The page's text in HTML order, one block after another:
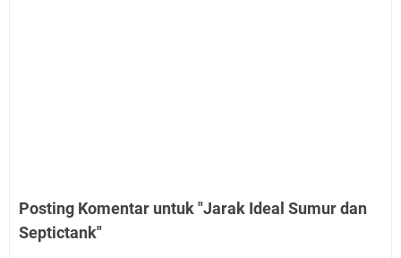
Posting Komentar untuk "Jarak Ideal Sumur dan
Septictank"